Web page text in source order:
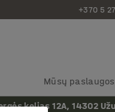
+370 5
Mūsų paslaugos
kelias 12A, 14302